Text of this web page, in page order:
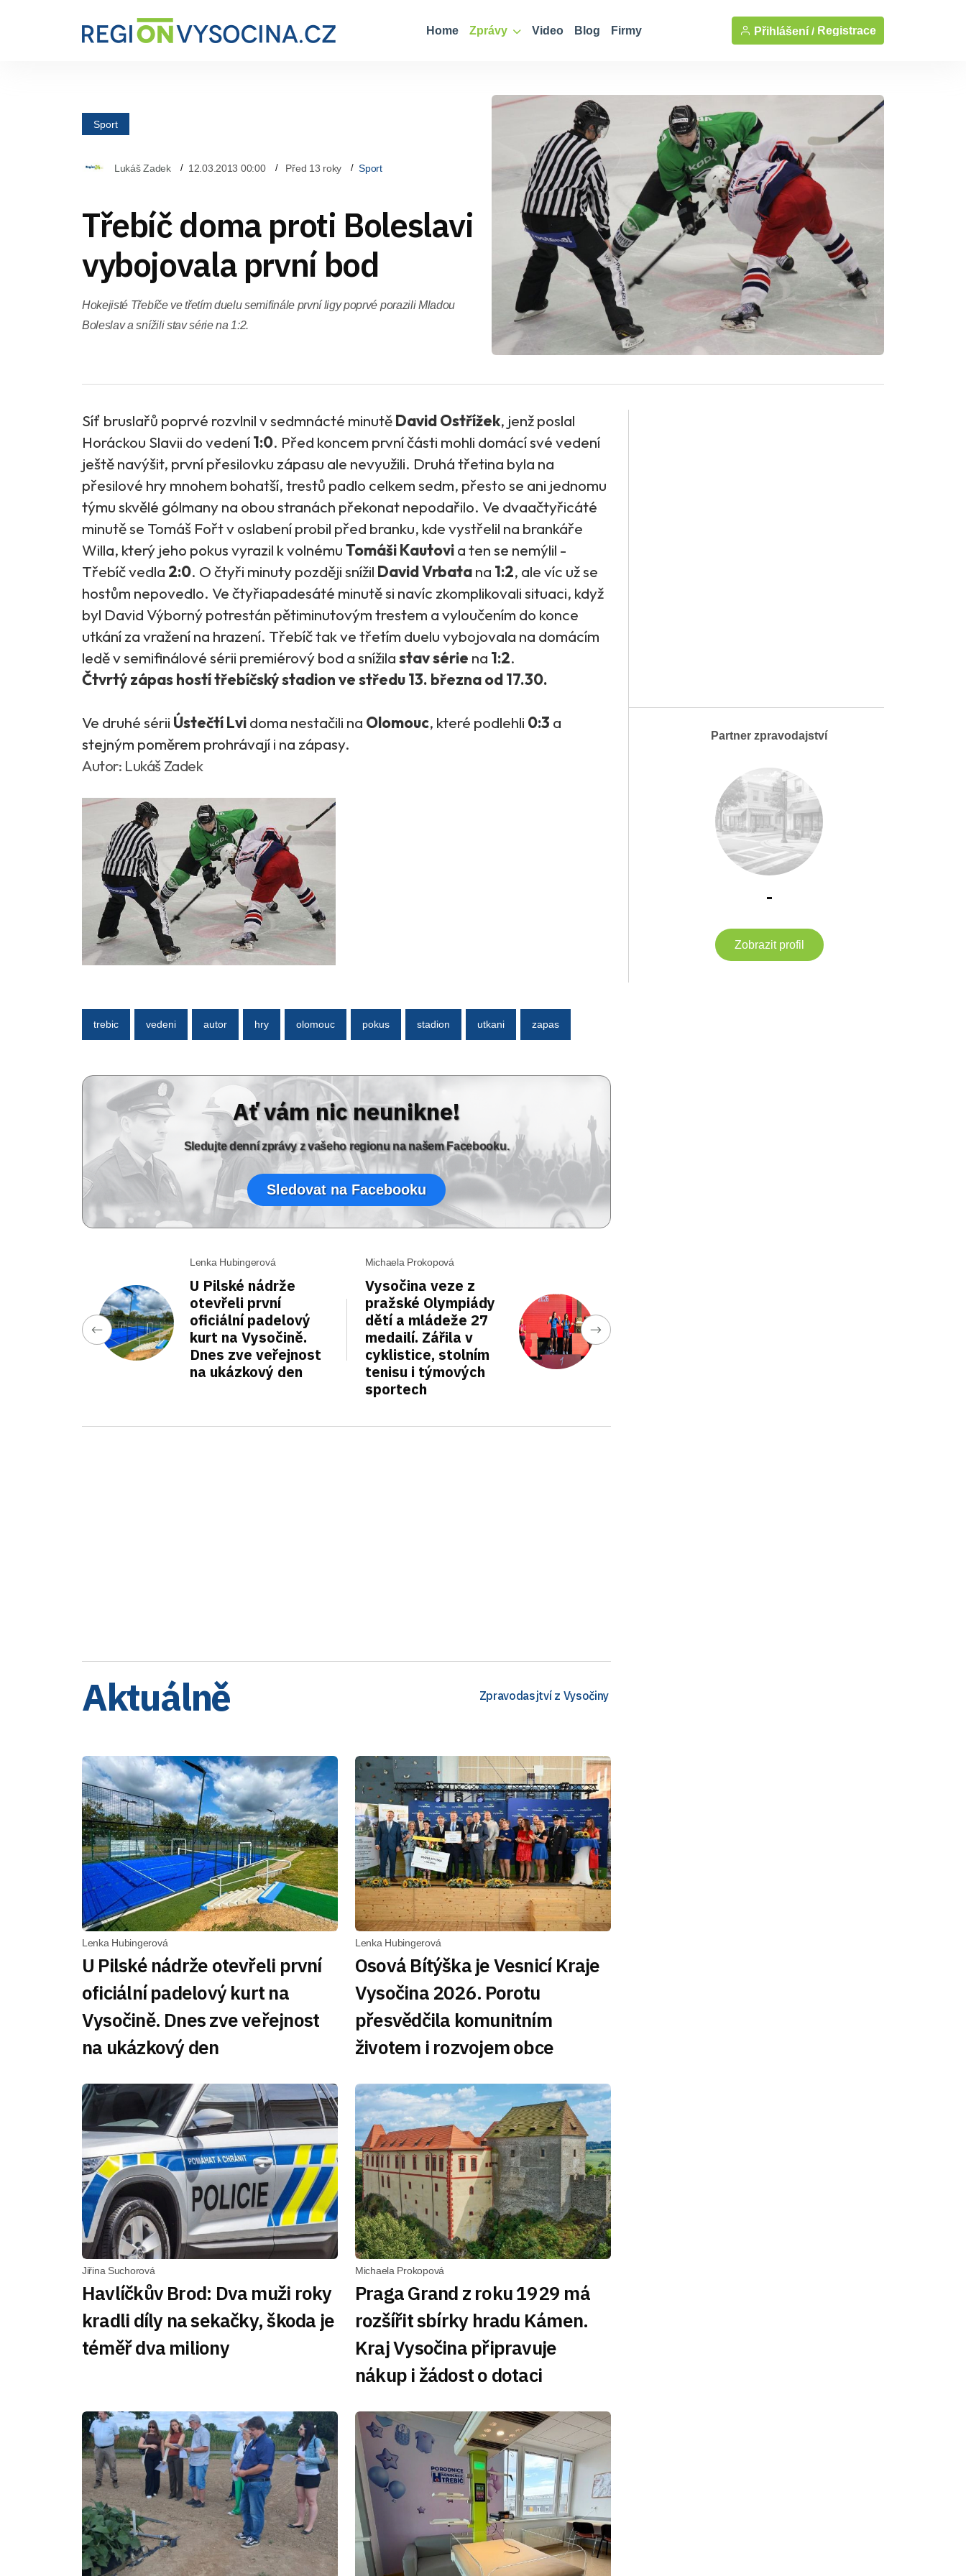
Home Zprávy Video Blog Firmy Přihlášení / Registrace
Sport
Lukáš Zadek 12.03.2013 00:00 Před 13 roky Sport
Třebíč doma proti Boleslavi
vybojovala první bod
Hokejisté Třebíče ve třetím duelu semifinále první ligy poprvé porazili Mladou
Boleslav a snížili stav série na 1:2.
Síť bruslařů poprvé rozvlnil v sedmnácté minutěDavid Ostřížek, jenž poslal
Horáckou Slavii do vedení1:0. Před koncem první části mohli domácí své vedení
ještě navýšit, první přesilovku zápasu ale nevyužili. Druhá třetina byla na
přesilové hry mnohem bohatší, trestů padlo celkem sedm, přesto se ani jednomu
týmu skvělé gólmany na obou stranách překonat nepodařilo. Ve dvaačtyřicáté
minutě se Tomáš Fořt v oslabení probil před branku, kde vystřelil na brankáře
Willa, který jeho pokus vyrazil k volnémuTomáši Kautovia ten se nemýlil -
Třebíč vedla 2:0. O čtyři minuty později snížil David Vrbatana 1:2, ale víc už se
hostům nepovedlo. Ve čtyřiapadesáté minutě si navíc zkomplikovali situaci, když
byl David Výborný potrestán pětiminutovým trestem a vyloučením do konce
utkání za vražení na hrazení. Třebíč tak ve třetím duelu vybojovala na domácím
ledě v semifinálové sérii premiérový bod a snížilastav série na 1:2.
Čtvrtý zápas hostí třebíčský stadion ve středu 13. března od 17.30.
Ve druhé sérii Ústečtí Lvidoma nestačili na Olomouc, které podlehli 0:3 a
stejným poměrem prohrávají i na zápasy.
Autor: Lukáš Zadek
trebic vedeni autor hry olomouc pokus stadion utkani zapas
Ať vám nic neunikne!
Sledujte denní zprávy z vašeho regionu na našem Facebooku.
Sledovat na Facebooku
Lenka Hubingerová
U Pilské nádrže
otevřeli první
oficiální padelový
kurt na Vysočině.
Dnes zve veřejnost
na ukázkový den
Michaela Prokopová
Vysočina veze z
pražské Olympiády
dětí a mládeže 27
medailí. Zářila v
cyklistice, stolním
tenisu i týmových
sportech
Aktuálně Zpravodasjtví z Vysočiny
Lenka Hubingerová
U Pilské nádrže otevřeli první
oficiální padelový kurt na
Vysočině. Dnes zve veřejnost
na ukázkový den
Lenka Hubingerová
Osová Bítýška je Vesnicí Kraje
Vysočina 2026. Porotu
přesvědčila komunitním
životem i rozvojem obce
Jiřina Suchorová
Havlíčkův Brod: Dva muži roky
kradli díly na sekačky, škoda je
téměř dva miliony
Michaela Prokopová
Praga Grand z roku 1929 má
rozšířit sbírky hradu Kámen.
Kraj Vysočina připravuje
nákup i žádost o dotaci
Partner zpravodajství
-
Zobrazit profil